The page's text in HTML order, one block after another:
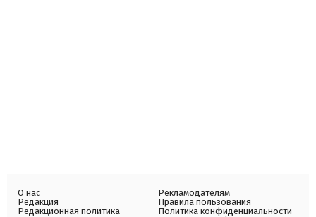
О нас
Редакция
Редакционная политика
Рекламодателям
Правила пользования
Политика конфиденциальности